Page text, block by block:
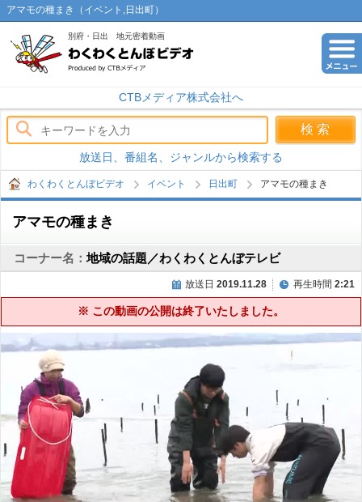
アマモの種まき（イベント,日出町）
別府・日出 地元密着動画
CTBメディア株式会社へ
放送日、番組名、ジャンルから検索する
わくわくとんぼビデオ イベント 日出町 アマモの種まき
アマモの種まき
コーナー名：地域の話題／わくわくとんぼテレビ
放送日 2019.11.28 再生時間 2:21
※ この動画の公開は終了いたしました。